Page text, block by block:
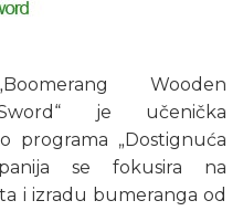
Wooden
je učenička
programa „Dostignuća
se fokusira na
i izradu bumeranga od